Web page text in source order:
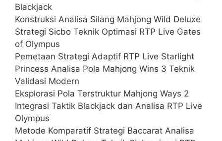
Blackjack
Konstruksi Analisa Silang Mahjong Wild Deluxe
Strategi Sicbo Teknik Optimasi RTP Live Gates
of Olympus
Pemetaan Strategi Adaptif RTP Live Starlight
Princess Analisa Pola Mahjong Wins 3 Teknik
Validasi Modern
Eksplorasi Pola Terstruktur Mahjong Ways 2
Integrasi Taktik Blackjack dan Analisa RTP Live
Olympus
Metode Komparatif Strategi Baccarat Analisa